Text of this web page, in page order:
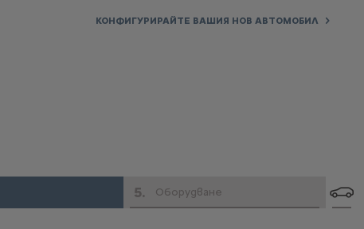
КОНФИГУРИРАЙТЕ ВАШИЯ НОВ АВТОМОБИЛ
5. Оборудване